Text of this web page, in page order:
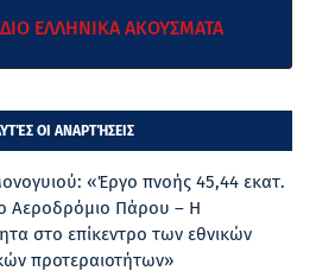
ΕΛΛΗΝΙΚΑ ΑΚΟΥΣΜΑΤΑ
ΟΙ ΑΝΑΡΤΉΣΕΙΣ
«Έργο πνοής 45,44 εκατ.
Αεροδρόμιο Πάρου – Η
στο επίκεντρο των εθνικών
προτεραιοτήτων»